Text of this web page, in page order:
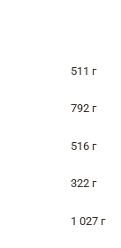
511 г
792 г
516 г
322 г
1 027 г